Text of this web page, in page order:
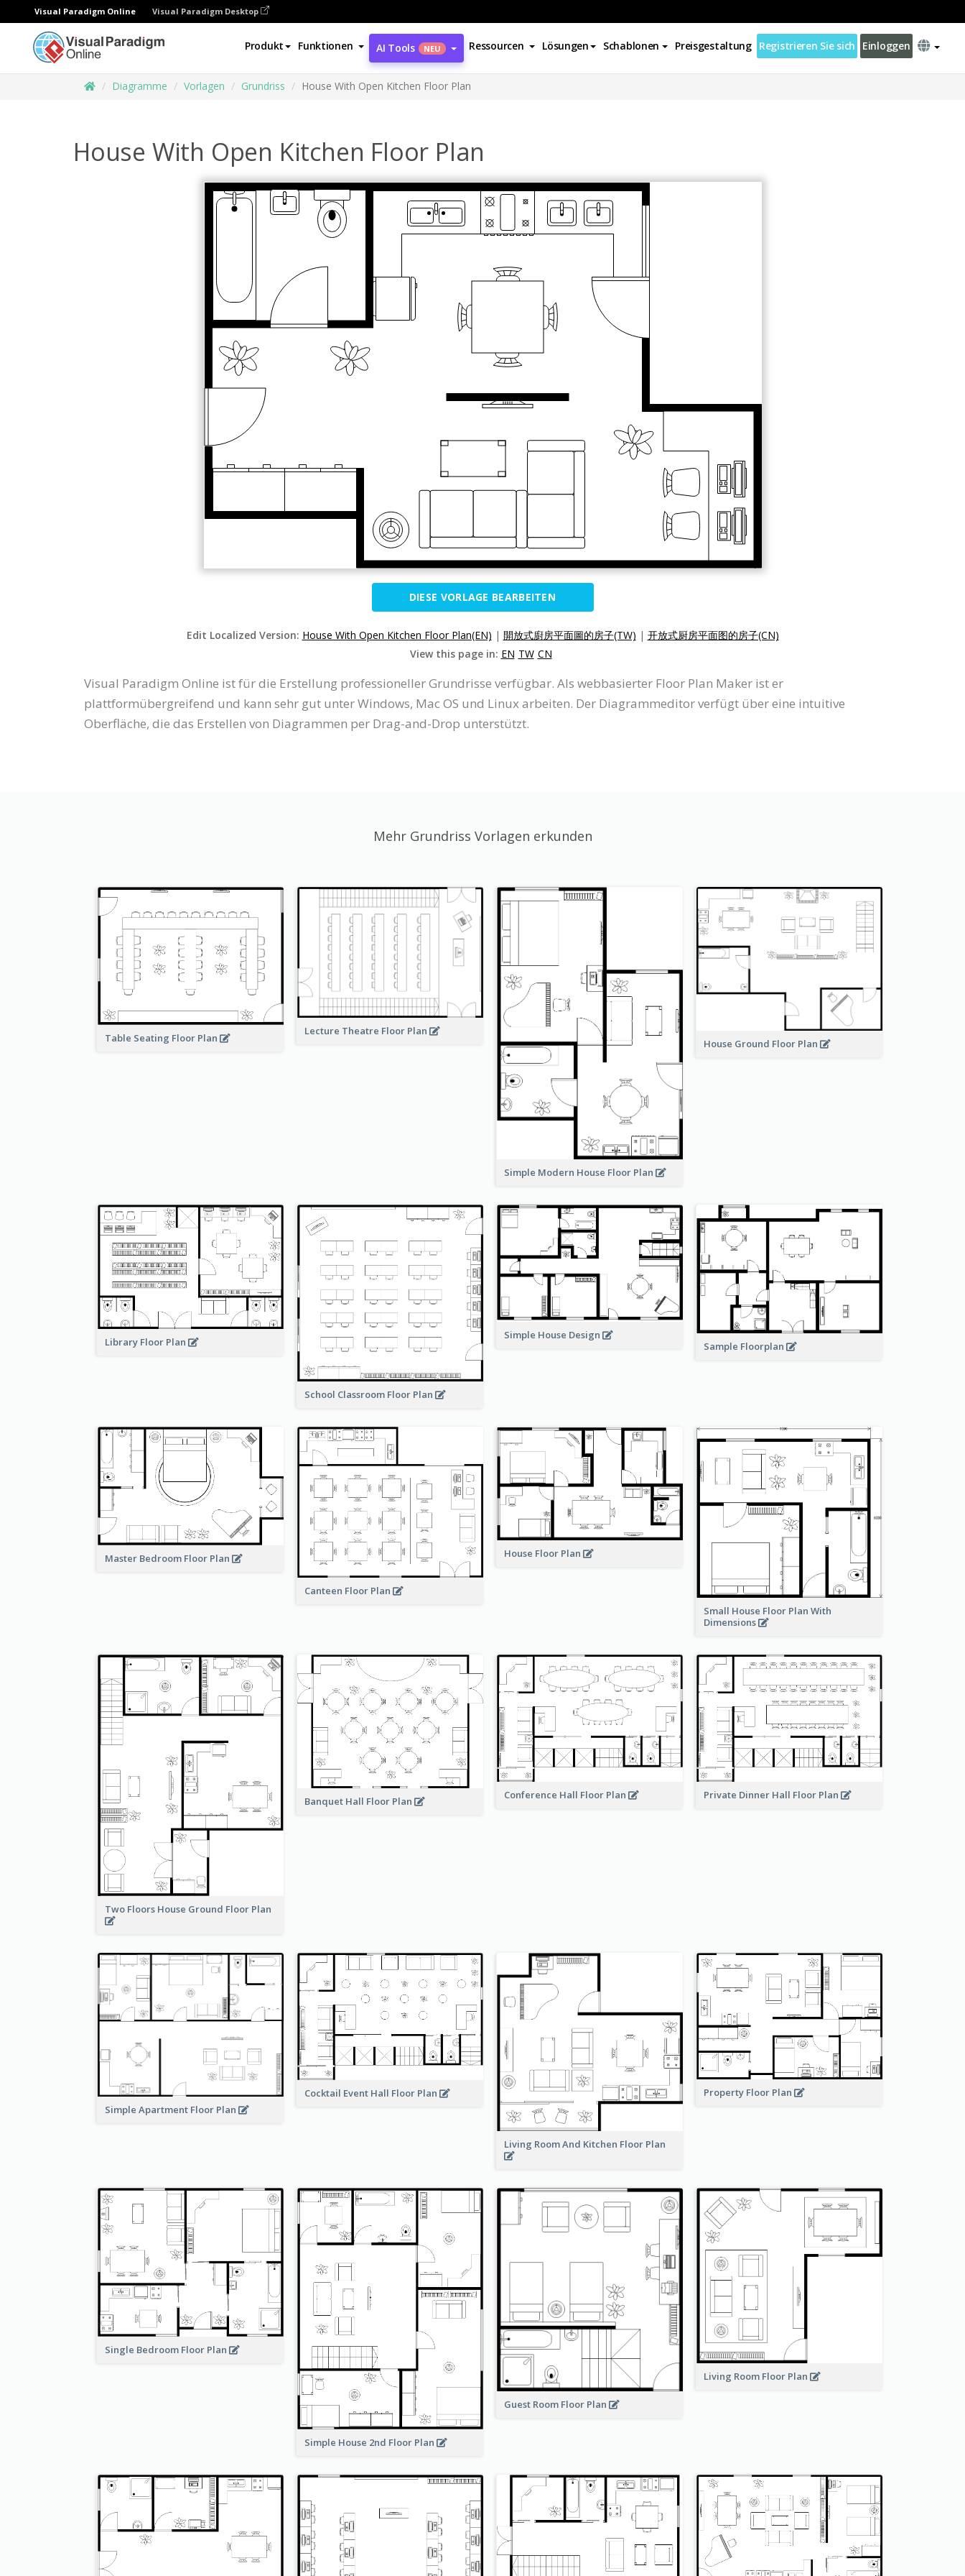
Visual Paradigm Online Visual Paradigm Desktop
Produkt Funktionen AI Tools NEU Ressourcen Lösungen Schablonen Preisgestaltung Registrieren Sie sich Einloggen
Diagramme Vorlagen Grundriss House With Open Kitchen Floor Plan
House With Open Kitchen Floor Plan
DIESE VORLAGE BEARBEITEN
Edit Localized Version: House With Open Kitchen Floor Plan(EN) | 開放式廚房平面圖的房子(TW) | 开放式厨房平面图的房子(CN)
View this page in: EN TW CN
Visual Paradigm Online ist für die Erstellung professioneller Grundrisse verfügbar. Als webbasierter Floor Plan Maker ist er
plattformübergreifend und kann sehr gut unter Windows, Mac OS und Linux arbeiten. Der Diagrammeditor verfügt über eine intuitive
Oberfläche, die das Erstellen von Diagrammen per Drag-and-Drop unterstützt.
Mehr Grundriss Vorlagen erkunden
Table Seating Floor Plan
Lecture Theatre Floor Plan
Simple Modern House Floor Plan
House Ground Floor Plan
Library Floor Plan
School Classroom Floor Plan
Simple House Design
Sample Floorplan
Master Bedroom Floor Plan
Canteen Floor Plan
House Floor Plan
Small House Floor Plan With
Dimensions
Two Floors House Ground Floor Plan
Banquet Hall Floor Plan
Conference Hall Floor Plan Private Dinner Hall Floor Plan
Simple Apartment Floor Plan
Cocktail Event Hall Floor Plan
Living Room And Kitchen Floor Plan
Property Floor Plan
Single Bedroom Floor Plan
Simple House 2nd Floor Plan
Guest Room Floor Plan
Living Room Floor Plan